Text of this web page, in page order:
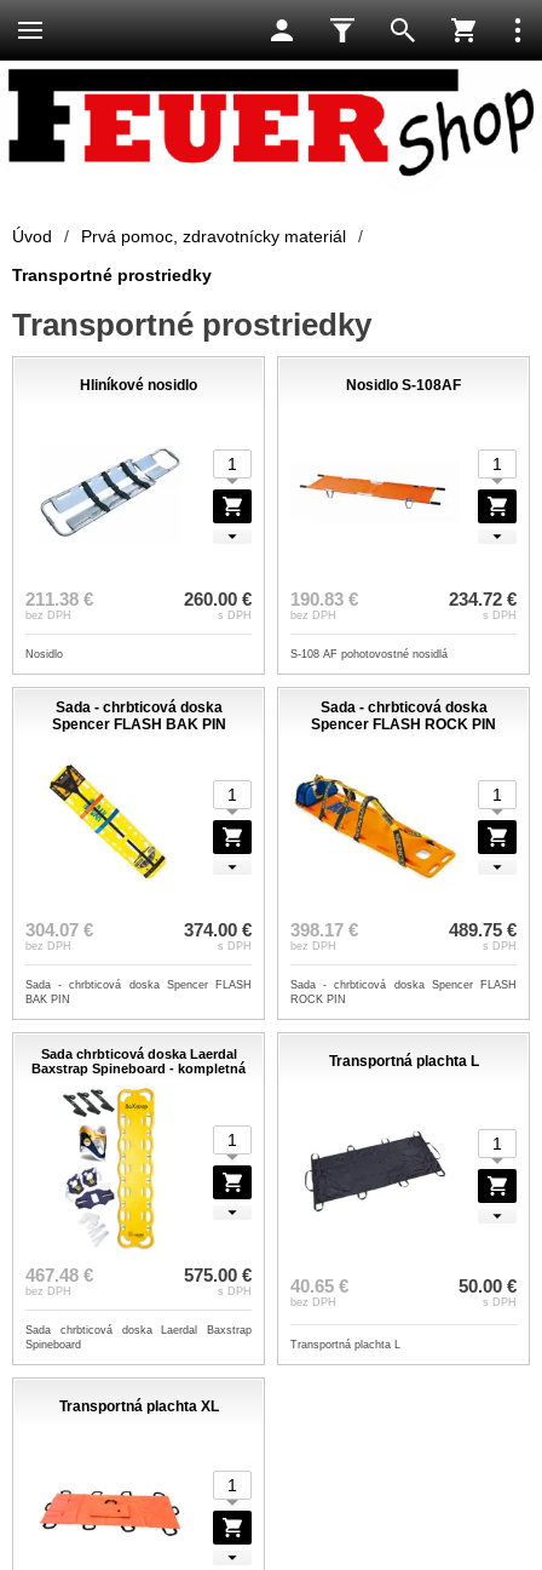
Úvod / Prvá pomoc, zdravotnícky materiál
/
Transportné prostriedky
Transportné prostriedky
Hliníkové nosidlo
211.38 €
bez DPH
260.00 €
s DPH
Nosidlo
Nosidlo S-108AF
190.83 €
bez DPH
234.72 €
s DPH
S-108 AF pohotovostné nosidlá
Sada - chrbticová doska
Spencer FLASH BAK PIN
304.07 €
bez DPH
374.00 €
s DPH
Sada - chrbticová doska Spencer FLASH
BAK PIN
Sada - chrbticová doska
Spencer FLASH ROCK PIN
398.17 €
bez DPH
489.75 €
s DPH
Sada - chrbticová doska Spencer FLASH
ROCK PIN
Sada chrbticová doska Laerdal
Baxstrap Spineboard - kompletná
467.48 €
bez DPH
575.00 €
s DPH
Sada chrbticová doska Laerdal Baxstrap
Spineboard
Transportná plachta L
40.65 €
bez DPH
50.00 €
s DPH
Transportná plachta L
Transportná plachta XL